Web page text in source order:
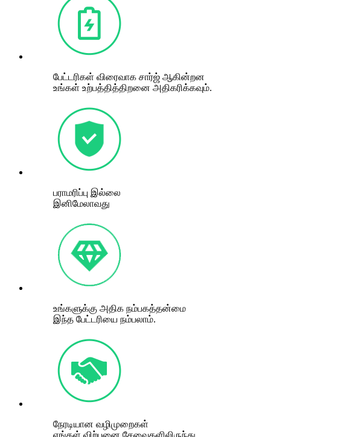
பேட்டரிகள் விரைவாக சார்ஜ் ஆகின்றன
உங்கள் உற்பத்தித்திறனை அதிகரிக்கவும்.
பராமரிப்பு இல்லை
இனிமேலாவது
உங்களுக்கு அதிக நம்பகத்தன்மை
இந்த பேட்டரியை நம்பலாம்.
நேரடியான வழிமுறைகள்
எங்கள் விற்பனை சேவைகளிலிருந்து